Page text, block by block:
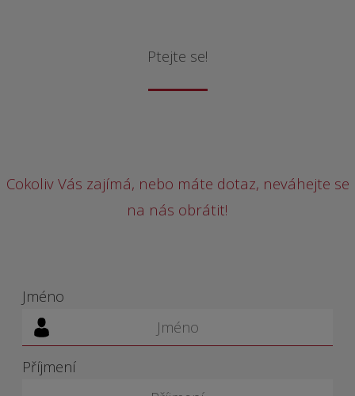
Ptejte se!
Cokoliv Vás zajímá, nebo máte dotaz, neváhejte se
na nás obrátit!
Jméno
Příjmení